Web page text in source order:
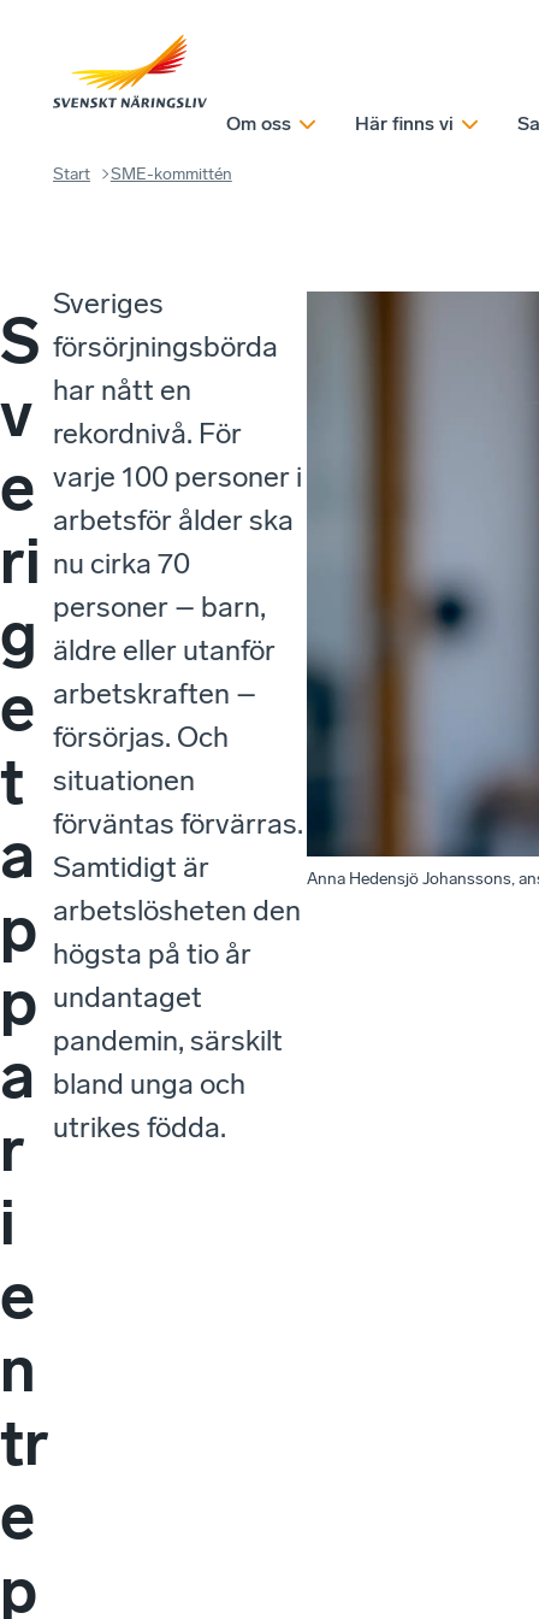
Om oss Här finns vi
Start SME-kommittén
S
v
e
ri
g
e
t
a
p
p
a
r
i
e
n
tr
e
p
Sveriges
försörjningsbörda
har nått en
rekordnivå. För
varje 100 personer i
arbetsför ålder ska
nu cirka 70
personer – barn,
äldre eller utanför
arbetskraften –
försörjas. Och
situationen
förväntas förvärras.
Samtidigt är
arbetslösheten den
högsta på tio år
undantaget
pandemin, särskilt
bland unga och
utrikes födda.
Anna Hedensjö Johanssons,